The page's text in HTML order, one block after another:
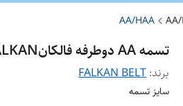
AA/HAA
تسمه AA دوطرفه فالکانFALKAN
برند:FALKAN BELT
سایز تسمه